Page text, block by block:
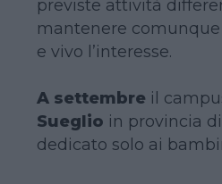
previste attività
mantenere
e vivo l’interesse.
A settembre il
Sueglio in provincia
dedicato solo ai